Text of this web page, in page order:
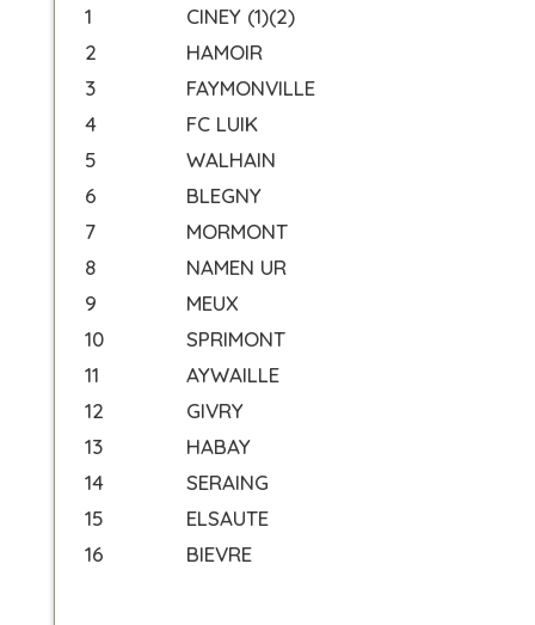
1
CINEY (1)(2)
2
HAMOIR
3
FAYMONVILLE
4
FC LUIK
5
WALHAIN
6
BLEGNY
7
MORMONT
8
NAMEN UR
9
MEUX
10
SPRIMONT
11
AYWAILLE
12
GIVRY
13
HABAY
14
SERAING
15
ELSAUTE
16
BIEVRE